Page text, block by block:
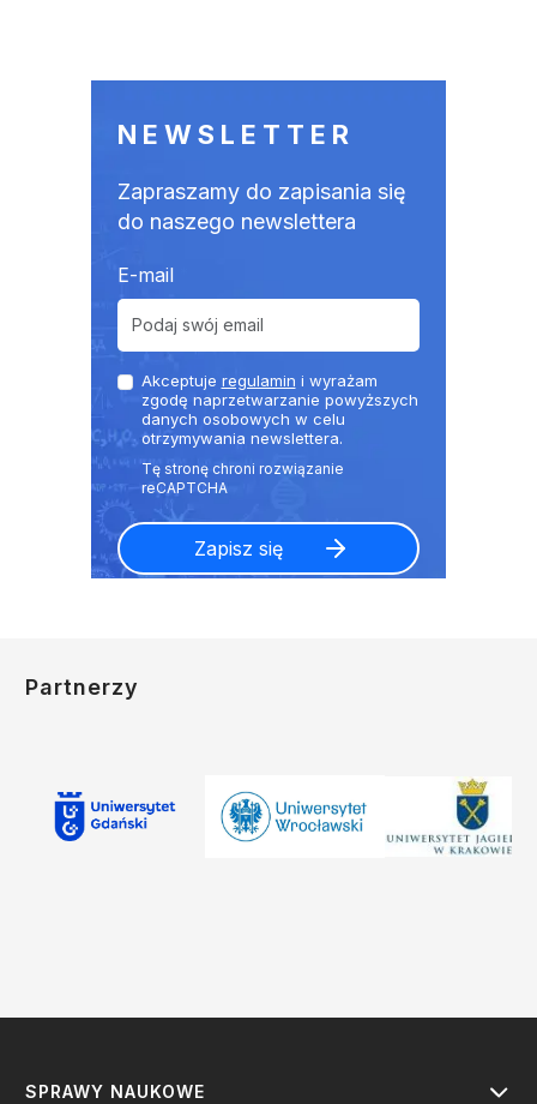
NEWSLETTER
Zapraszamy do zapisania się
do naszego newslettera
E-mail
Akceptuje regulamin i wyrażam
zgodę naprzetwarzanie powyższych
danych osobowych w celu
otrzymywania newslettera.
Partnerzy
SPRAWY NAUKOWE